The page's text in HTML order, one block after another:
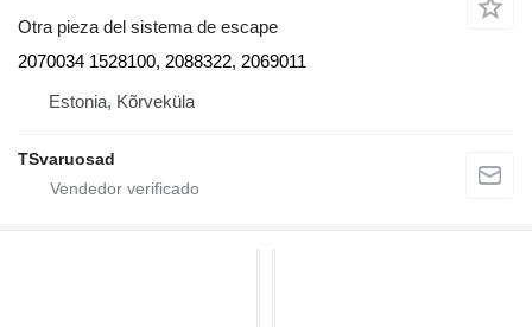
Otra pieza del sistema de escape
2070034 1528100, 2088322, 2069011
Estonia, Kõrveküla
TSvaruosad